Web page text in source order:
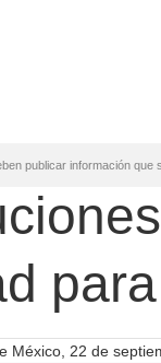
publicar información que
México, 22 de